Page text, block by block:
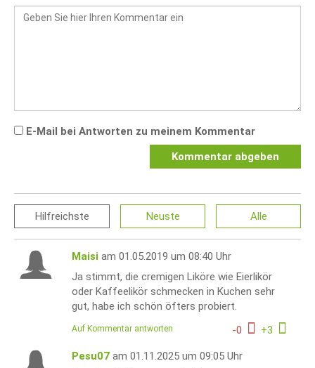
E-Mail bei Antworten zu meinem Kommentar
Kommentar abgeben
Hilfreichste Neuste Alle
Maisi am 01.05.2019 um 08:40 Uhr
Ja stimmt, die cremigen Liköre wie Eierlikör
oder Kaffeelikör schmecken in Kuchen sehr
gut, habe ich schön öfters probiert.
-0 +3
Auf Kommentar antworten
Pesu07 am 01.11.2025 um 09:05 Uhr